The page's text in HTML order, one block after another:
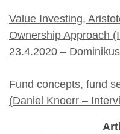
Value Investing,
Ownership Approach
23.4.2020 –
Fund concepts, fund
(Daniel Knoerr –